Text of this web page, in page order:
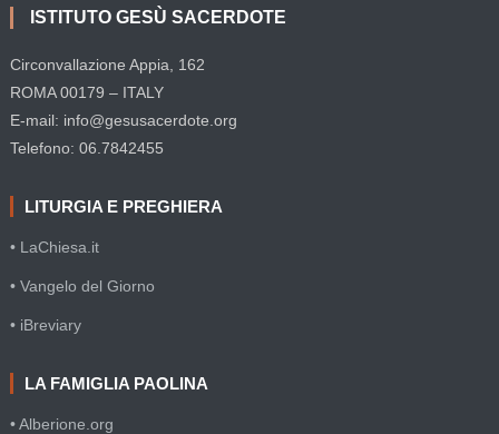
ISTITUTO GESÙ SACERDOTE
Circonvallazione Appia, 162
ROMA 00179 – ITALY
E-mail: info@gesusacerdote.org
Telefono: 06.7842455
LITURGIA E PREGHIERA
• LaChiesa.it
• Vangelo del Giorno
• iBreviary
LA FAMIGLIA PAOLINA
• Alberione.org